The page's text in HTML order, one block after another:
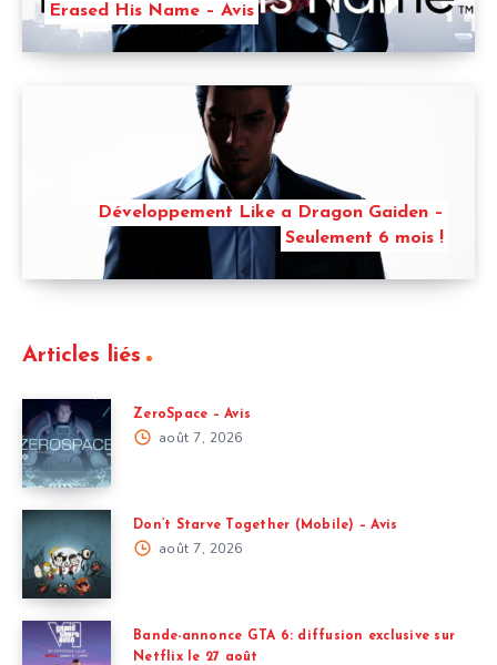
Erased His Name – Avis
Développement Like a Dragon Gaiden –
Seulement 6 mois !
Articles liés
ZeroSpace – Avis
août 7, 2026
Don’t Starve Together (Mobile) – Avis
août 7, 2026
Bande-annonce GTA 6: diffusion exclusive sur
Netflix le 27 août